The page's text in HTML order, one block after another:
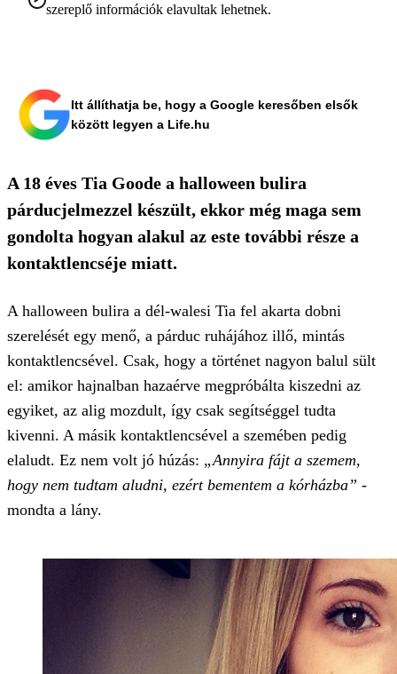
szereplő információk elavultak lehetnek.
Itt állíthatja be, hogy a Google keresőben elsők
között legyen a Life.hu
A 18 éves Tia Goode a halloween bulira
párducjelmezzel készült, ekkor még maga sem
gondolta hogyan alakul az este további része a
kontaktlencséje miatt.
A halloween bulira a dél-walesi Tia fel akarta dobni
szerelését egy menő, a párduc ruhájához illő, mintás
kontaktlencsével. Csak, hogy a történet nagyon balul sült
el: amikor hajnalban hazaérve megpróbálta kiszedni az
egyiket, az alig mozdult, így csak segítséggel tudta
kivenni. A másik kontaktlencsével a szemében pedig
elaludt. Ez nem volt jó húzás: „Annyira fájt a szemem,
hogy nem tudtam aludni, ezért bementem a kórházba” -
mondta a lány.